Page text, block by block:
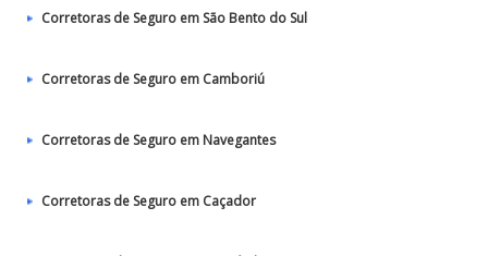
Corretoras de Seguro em São Bento do Sul
Corretoras de Seguro em Camboriú
Corretoras de Seguro em Navegantes
Corretoras de Seguro em Caçador